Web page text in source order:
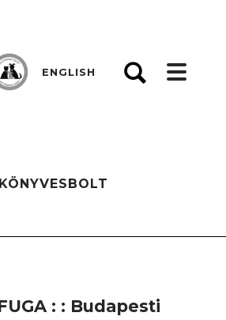
KÖNYVESBOLT
ENGLISH
: : Budapesti